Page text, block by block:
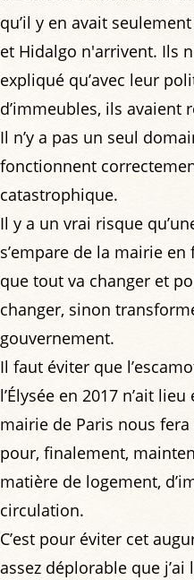
qu’il y en avait
et Hidalgo n'arrivent. Ils
expliqué qu’avec leur
d’immeubles, ils avaient
Il n’y a pas un seul
fonctionnent
catastrophique.
Il y a un vrai risque
s’empare de la mairie
que tout va changer et
changer, sinon
gouvernement.
Il faut éviter que
l’Élysée en 2017 n’ait
mairie de Paris nous
pour, finalement,
matière de logement,
circulation.
C’est pour éviter cet
assez déplorable que